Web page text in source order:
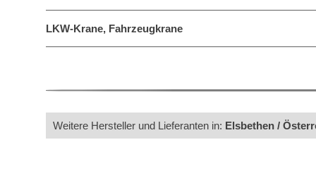
LKW-Krane, Fahrzeugkrane
Weitere Hersteller und Lieferanten in: Elsbethen /